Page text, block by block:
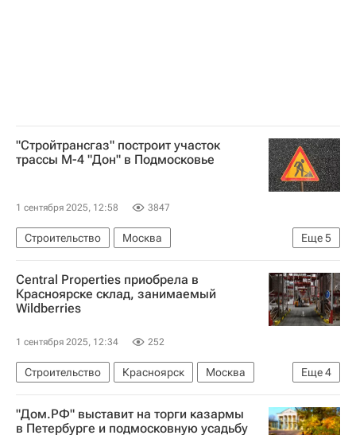
"Стройтрансгаз" построит участок
трассы М-4 "Дон" в Подмосковье
1 сентября 2025, 12:58 3847
Еще5
Строительство
Москва
Московская область (Подмосковье)
Новороссийск
Стройтрансгаз
Инфраструктура
Central Properties приобрела в
Красноярске склад, занимаемый
Wildberries
1 сентября 2025, 12:34 252
Еще4
Строительство Красноярск
Москва
Вайлдберриз (Wildberries)
Ozon
Склады
Коммерческая недвижимость
"Дом.РФ" выставит на торги казармы
в Петербурге и подмосковную усадьбу